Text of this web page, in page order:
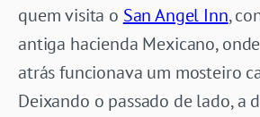
quem visita o San Angel Inn,
antiga hacienda Mexicano,
atrás funcionava um mosteiro
Deixando o passado de lado, a